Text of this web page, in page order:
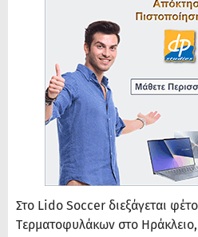
Στο Lido Soccer διεξάγεται
Tερματοφυλάκων στο Ηράκλειο,